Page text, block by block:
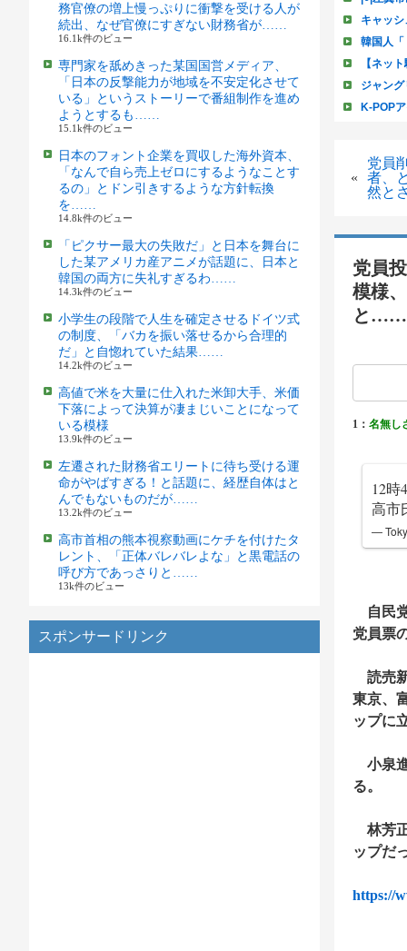
務官僚の増上慢っぷりに衝撃を受ける人が
続出、なぜ官僚にすぎない財務省が……
16.1k件のビュー
専門家を舐めきった某国国営メディア、
「日本の反撃能力が地域を不安定化させて
いる」というストーリーで番組制作を進め
ようとするも……
15.1k件のビュー
日本のフォント企業を買収した海外資本、
「なんで自ら売上ゼロにするようなことす
るの」とドン引きするような方針転換
を……
14.8k件のビュー
「ピクサー最大の失敗だ」と日本を舞台に
した某アメリカ産アニメが話題に、日本と
韓国の両方に失礼すぎるわ……
14.3k件のビュー
小学生の段階で人生を確定させるドイツ式
の制度、「バカを振い落せるから合理的
だ」と自惚れていた結果……
14.2k件のビュー
高値で米を大量に仕入れた米卸大手、米価
下落によって決算が凄まじいことになって
いる模様
13.9k件のビュー
左遷された財務省エリートに待ち受ける運
命がやばすぎる！と話題に、経歴自体はと
んでもないものだが……
13.2k件のビュー
高市首相の熊本視察動画にケチを付けたタ
レント、「正体バレバレよな」と黒電話の
呼び方であっさりと……
13k件のビュー
スポンサードリンク
«
党員
者、
然と
党員
模様
と……
1： 名無し
12
高市
—
自民
党員票
読売
東京、
ップに
小泉
る。
林芳
ップだ
https://